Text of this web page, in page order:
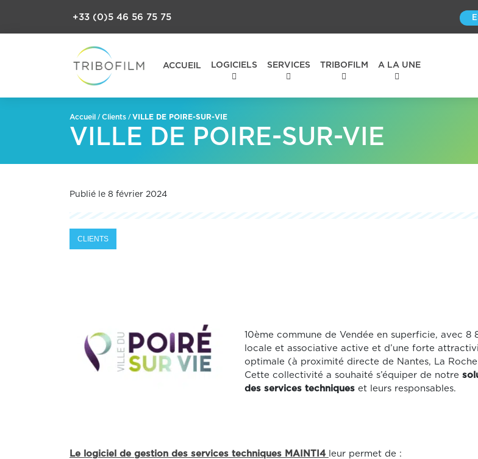
+33 (0)5 46 56 75 75
ACCUEIL LOGICIELS SERVICES TRIBOFILM A LA UNE
Accueil /Clients /VILLE DE POIRE-SUR-VIE
VILLE DE POIRE-SUR-VIE
Publié le 8 février 2024
CLIENTS
10ème commune de Vendée en superficie, avec 8
locale et associative active et d’une forte
optimale (à proximité directe de Nantes, La
Cette collectivité a souhaité s’équiper de notre
des services techniqueset leurs responsables.
Le logiciel de gestion des services techniques MAINTI4 leur permet de :